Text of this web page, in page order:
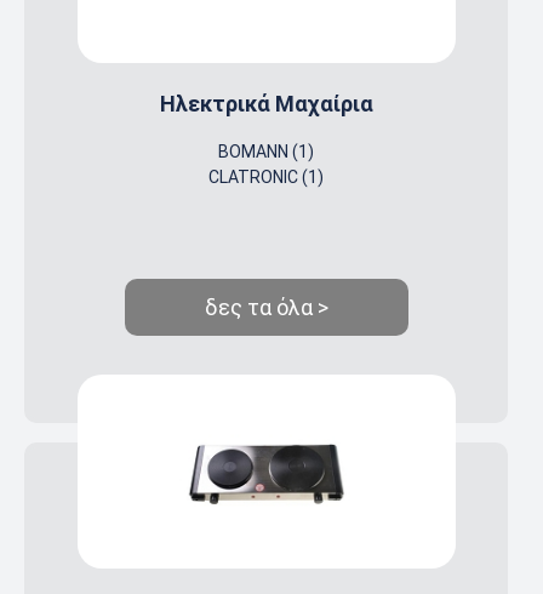
Ηλεκτρικά Μαχαίρια
BOMANN (1)
CLATRONIC (1)
δες τα όλα >